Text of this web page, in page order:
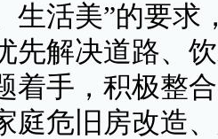
生活美”的要求
先解决道路、
着手，积极整
庭危旧房改造